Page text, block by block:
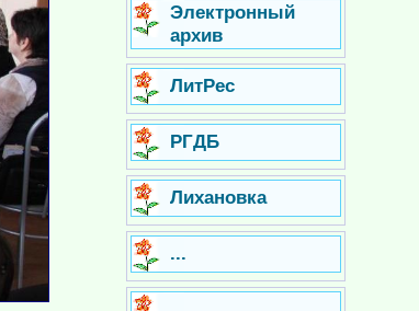
Электронный
архив
ЛитРес
РГДБ
Лихановка
...